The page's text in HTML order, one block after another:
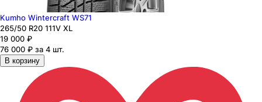
Kumho Wintercraft WS71
265/50 R20 111V XL
19 000 ₽
76 000 ₽ за 4 шт.
В корзину